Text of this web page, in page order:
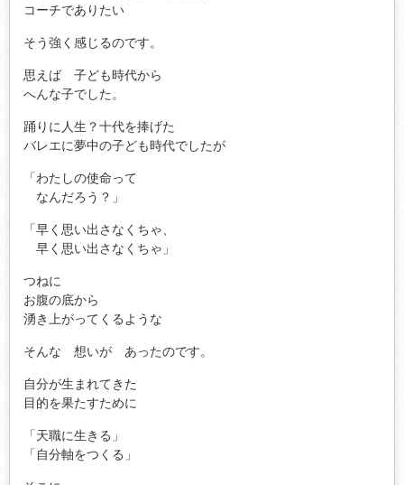
コーチでありたい
そう強く感じるのです。
思えば 子ども時代から
へんな子でした。
踊りに人生？十代を捧げた
バレエに夢中の子ども時代でしたが
「わたしの使命って
なんだろう？」
「早く思い出さなくちゃ、
早く思い出さなくちゃ」
つねに
お腹の底から
湧き上がってくるような
そんな 想いが あったのです。
自分が生まれてきた
目的を果たすために
「天職に生きる」
「自分軸をつくる」